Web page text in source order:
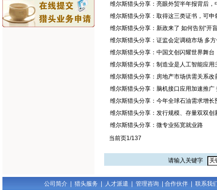
维尔斯猎头分享：亮眼外贸半年报背后
维尔斯猎头分享：取得这三类证书，可申
维尔斯猎头分享：新政来了 如何告别“开
维尔斯猎头分享：证监会定调稳市场 多
维尔斯猎头分享：中国文创闪耀世界舞台
维尔斯猎头分享：制造业是人工智能应用
维尔斯猎头分享：房地产市场供需关系改
维尔斯猎头分享：脑机接口应用加速推广
维尔斯猎头分享：今年全球石油需求增长
维尔斯猎头分享：发行规模、存量双双创
维尔斯猎头分享：微专业拓宽就业路
当前页1/137
请输入关键字
公司简介| 猎头服务| 人才派遣 管理咨询 合作伙伴| 联系我